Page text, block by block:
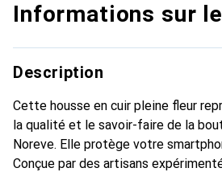
Informations sur
Description
Cette housse en cuir pleine fleur
la qualité et le savoir-faire de la
Noreve. Elle protège votre
Conçue par des artisans